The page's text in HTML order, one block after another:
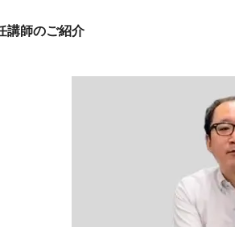
講師のご紹介